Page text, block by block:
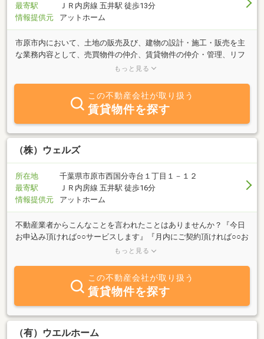
最寄駅
ＪＲ内房線 五井駅 徒歩13分
情報提供元
アットホーム
市原市内において、土地の販売及び、建物の設計・施工・販売を主
な業務内容として、売買物件の仲介、賃貸物件の仲介・管理、リフ
ォーム業務等、地域密着型での営業活動をしております。市原市内
る当社にお気軽にご相談下さい。専門担当者が責任をもってご案内
致します。是非一度ご一報をお待ちしております。
もっと見る
この不動産会社が取り扱う
賃貸物件を探す
（株）ウェルズ
所在地
千葉県市原市西国分寺台１丁目１－１２
最寄駅
ＪＲ内房線 五井駅 徒歩16分
情報提供元
アットホーム
不動産業者からこんなことを言われたことはありませんか？『今日
お申込み頂ければ○○サービスします』『月内にご契約頂ければ○○お
値引きします』『他に検討しているお客様がいます・・・』これ
かし、お客様にとって真実を知る術がございません。弊社では、上
記の様な意味でお客様を弱者と考え、出来る限りお客様本位の提案
をするように心掛けております。お客様本位とは、お客様のご予算
は勿論、ご希望エリア、駅からの距離、今のご自宅からの距離、ご
両親との距離、お子様の通園通学、お引越しのタイミング等、全て
のご条件を満たすことは難しいかも知れませんが、少しでも妥協点
もっと見る
この不動産会社が取り扱う
賃貸物件を探す
（有）ウエルホーム